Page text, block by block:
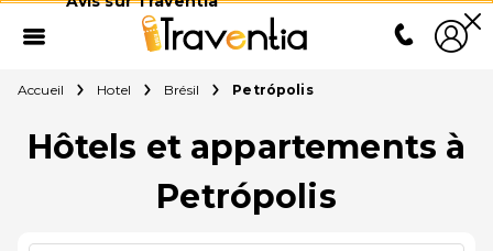
Accueil Hotel Brésil Petrópolis
Hôtels et appartements à
Petrópolis